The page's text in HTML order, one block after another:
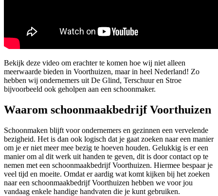
Bekijk deze video om erachter te komen hoe wij niet alleen
meerwaarde bieden in Voorthuizen, maar in heel Nederland! Zo
hebben wij ondernemers uit De Glind, Terschuur en Stroe
bijvoorbeeld ook geholpen aan een schoonmaker.
Waarom schoonmaakbedrijf Voorthuizen
Schoonmaken blijft voor ondernemers en gezinnen een vervelende
bezigheid. Het is dan ook logisch dat je gaat zoeken naar een manier
om je er niet meer mee bezig te hoeven houden. Gelukkig is er een
manier om al dit werk uit handen te geven, dit is door contact op te
nemen met een schoonmaakbedrijf Voorthuizen. Hiermee bespaar je
veel tijd en moeite. Omdat er aardig wat komt kijken bij het zoeken
naar een schoonmaakbedrijf Voorthuizen hebben we voor jou
vandaag enkele handige handvaten die je kunt gebruiken.